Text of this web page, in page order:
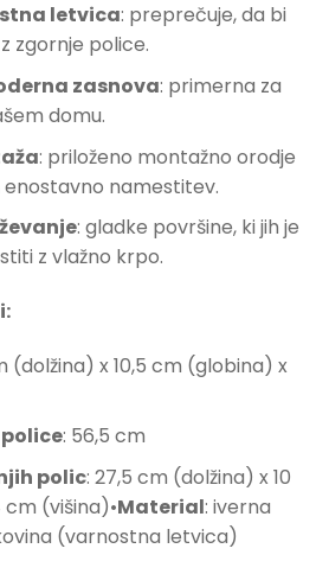
letvica: preprečuje, da bi
zgornje police.
zasnova: primerna za
domu.
: priloženo montažno orodje
namestitev.
: gladke površine, ki jih je
z vlažno krpo.
(dolžina) x 10,5 cm (globina) x
: 56,5 cm
polic: 27,5 cm (dolžina) x 10
(višina)•Material: iverna
(varnostna letvica)